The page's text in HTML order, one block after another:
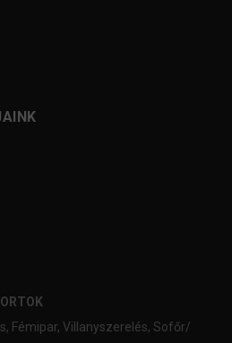
, Fémipar, Villanyszerelés, Sofőr/